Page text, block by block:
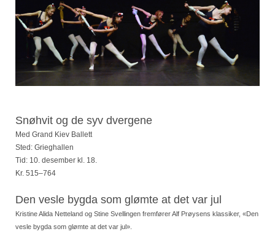
Snøhvit og de syv dvergene
Med Grand Kiev Ballett
Sted: Grieghallen
Tid: 10. desember kl. 18.
Kr. 515–764
Den vesle bygda som glømte at det var jul
Kristine Alida Netteland og Stine Svellingen fremfører Alf Prøysens klassiker, «Den
vesle bygda som glømte at det var jul»